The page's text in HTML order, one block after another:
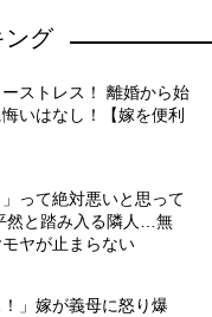
ング
ストレス！ 離婚から始
いはなし！【嫁を便利
って絶対悪いと思って
然と踏み入る隣人…無
ヤが止まらない
」嫁が義母に怒り爆